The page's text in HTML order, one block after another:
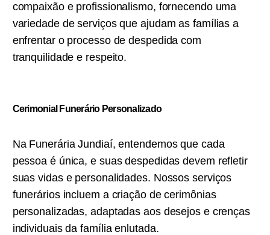
compaixão e profissionalismo, fornecendo uma
variedade de serviços que ajudam as famílias a
enfrentar o processo de despedida com
tranquilidade e respeito.
Cerimonial Funerário Personalizado
Na Funerária Jundiaí, entendemos que cada
pessoa é única, e suas despedidas devem refletir
suas vidas e personalidades. Nossos serviços
funerários incluem a criação de cerimônias
personalizadas, adaptadas aos desejos e crenças
individuais da família enlutada.